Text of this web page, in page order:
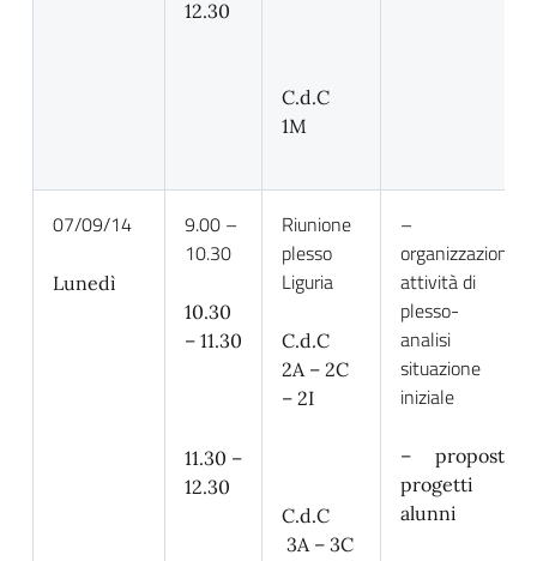
12.30
C.d.C
1M
07/09/14
Lunedì
9.00 –
10.30
10.30
– 11.30
11.30 –
12.30
Riunione
plesso
Liguria
C.d.C
2A – 2C
– 2I
C.d.C
3A – 3C
–
organizzazione
attività di
plesso-
analisi
situazione
iniziale
– proposte
progetti
alunni